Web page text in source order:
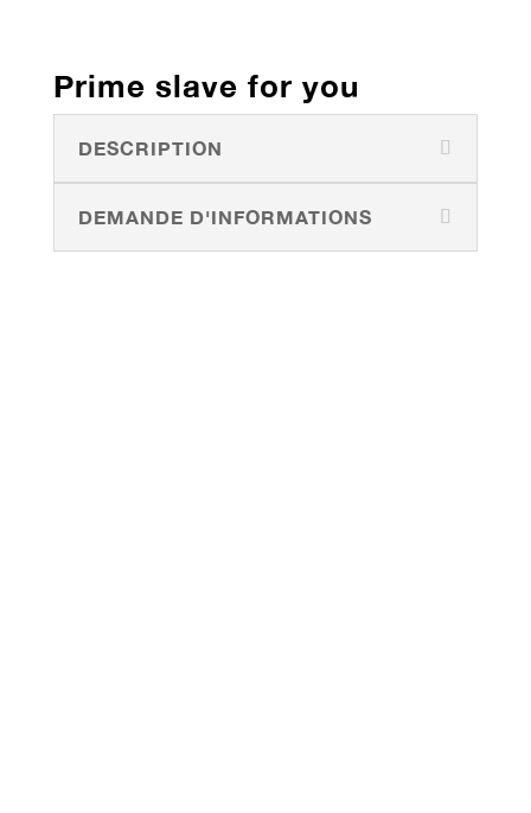
Prime slave for you
DESCRIPTION
DEMANDE D'INFORMATIONS